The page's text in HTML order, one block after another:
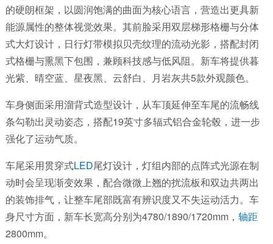
的硬朗框架，以圆润饱满的曲面为核心语言，营造出更具新
能源属性的整体视觉效果。其前脸采用双层梯形格栅与分体
式大灯设计，日行灯带模拟贝壳纹理的流动光影，搭配封闭
式格栅与熏黑下包围，兼顾科技感与低风阻。新车将提供暮
光紫、晴空蓝、星夜黑、云舒白、月岩灰共5款外观颜色。
车身侧面采用溜背式造型设计，从车顶延伸至车尾的流畅线
条勾勒出灵动姿态，搭配19英寸多辐式铝合金轮毂，进一步
强化了运动气质。
车尾采用贯穿式LED尾灯设计，灯组内部的点阵式光源在制
动时会呈现渐变效果，配合微微上翘的扰流板和双边共两出
的装饰排气，让整车尾部既富有辨识度又不失运动活力。车
身尺寸方面，新车长宽高分别为4780/1890/1720mm， 轴距
2800mm。